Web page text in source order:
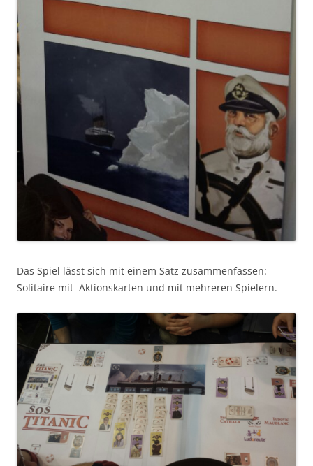
Das Spiel lässt sich mit einem Satz zusammenfassen:
Solitaire mit Aktionskarten und mit mehreren Spielern.